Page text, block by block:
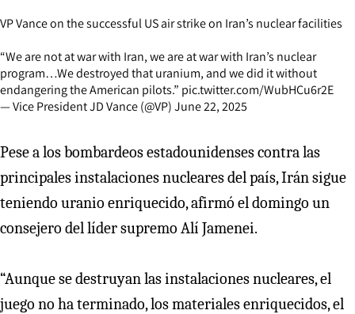
VP Vance on the successful US air strike on Iran’s nuclear facilities
“We are not at war with Iran, we are at war with Iran’s nuclear
program…We destroyed that uranium, and we did it without
endangering the American pilots.” pic.twitter.com/WubHCu6r2E
— Vice President JD Vance (@VP)June 22, 2025
Pese a los bombardeos estadounidenses contra las
principales instalaciones nucleares del país, Irán sigue
teniendo uranio enriquecido, afirmó el domingo un
consejero del líder supremo Alí Jamenei.
“Aunque se destruyan las instalaciones nucleares, el
juego no ha terminado, los materiales enriquecidos, el